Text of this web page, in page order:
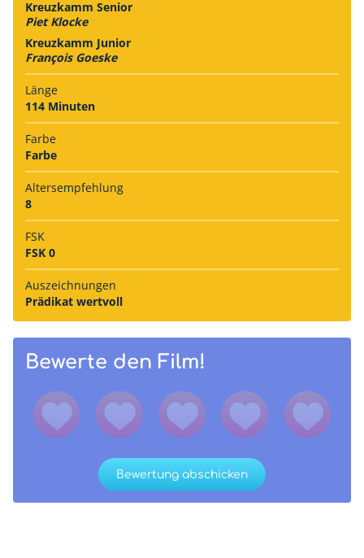
Kreuzkamm Senior
Piet Klocke
Kreuzkamm Junior
François Goeske
Länge
114 Minuten
Farbe
Farbe
Alters­empfehlung
8
FSK
FSK 0
Auszeich­nungen
Prädikat wertvoll
Bewerte den Film!
Bewertung abschicken